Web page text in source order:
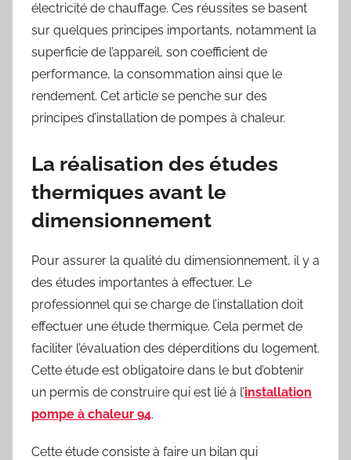
électricité de chauffage. Ces réussites se basent
sur quelques principes importants, notamment la
superficie de l’appareil, son coefficient de
performance, la consommation ainsi que le
rendement. Cet article se penche sur des
principes d’installation de pompes à chaleur.
La réalisation des études
thermiques avant le
dimensionnement
Pour assurer la qualité du dimensionnement, il y a
des études importantes à effectuer. Le
professionnel qui se charge de l’installation doit
effectuer une étude thermique. Cela permet de
faciliter l’évaluation des déperditions du logement.
Cette étude est obligatoire dans le but d’obtenir
un permis de construire qui est lié à l’installation
pompe à chaleur 94.
Cette étude consiste à faire un bilan qui